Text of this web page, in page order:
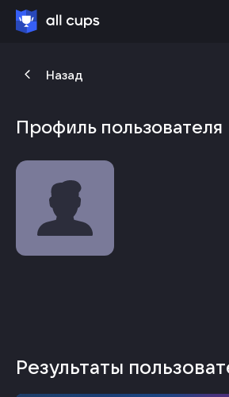
Назад
Профиль пользователя
Результаты